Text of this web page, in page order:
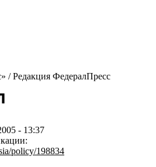
/Редакция ФедералПресс
- 13:37
policy/198834